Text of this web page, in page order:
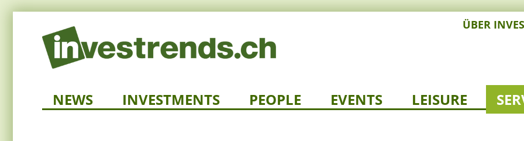
ÜBER
NEWS INVESTMENTS PEOPLE EVENTS LEISURE